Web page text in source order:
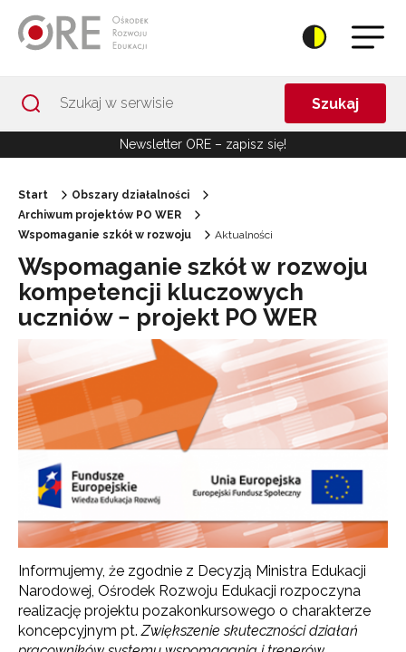
Szukaj
Newsletter ORE – zapisz się!
Start
Obszary działalności
Archiwum projektów PO WER
Wspomaganie szkół w rozwoju
Aktualności
Wspomaganie szkół w rozwoju
kompetencji kluczowych
uczniów − projekt PO WER
Informujemy, że zgodnie z Decyzją Ministra Edukacji
Narodowej, Ośrodek Rozwoju Edukacji rozpoczyna
realizację projektu pozakonkursowego o charakterze
koncepcyjnym pt. Zwiększenie skuteczności działań